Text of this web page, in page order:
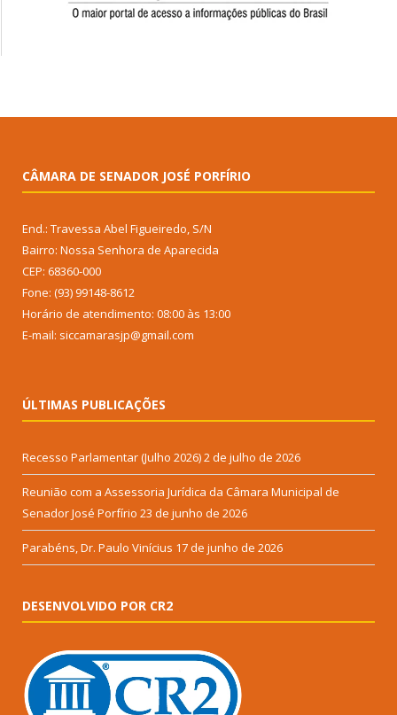
CÂMARA DE SENADOR JOSÉ PORFÍRIO
End.: Travessa Abel Figueiredo, S/N
Bairro: Nossa Senhora de Aparecida
CEP: 68360-000
Fone: (93) 99148-8612
Horário de atendimento: 08:00 às 13:00
E-mail: siccamarasjp@gmail.com
ÚLTIMAS PUBLICAÇÕES
Recesso Parlamentar (Julho 2026)2 de julho de 2026
Reunião com a Assessoria Jurídica da Câmara Municipal de
Senador José Porfírio 23 de junho de 2026
Parabéns, Dr. Paulo Vinícius 17 de junho de 2026
DESENVOLVIDO POR CR2